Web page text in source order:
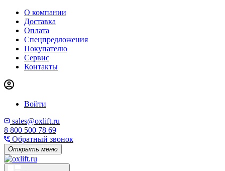
О компании
Доставка
Оплата
Спецпредложения
Покупателю
Сервис
Контакты
Войти
sales@oxlift.ru
8 800 500 78 69
Обратный звонок
Открыть меню